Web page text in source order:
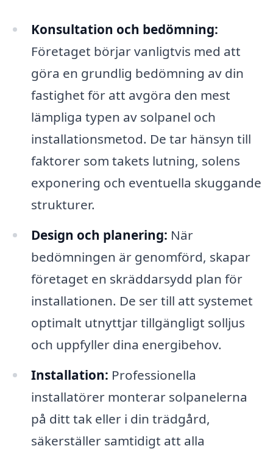
Konsultation och bedömning:
Företaget börjar vanligtvis med att
göra en grundlig bedömning av din
fastighet för att avgöra den mest
lämpliga typen av solpanel och
installationsmetod. De tar hänsyn till
faktorer som takets lutning, solens
exponering och eventuella skuggande
strukturer.
Design och planering: När
bedömningen är genomförd, skapar
företaget en skräddarsydd plan för
installationen. De ser till att systemet
optimalt utnyttjar tillgängligt solljus
och uppfyller dina energibehov.
Installation: Professionella
installatörer monterar solpanelerna
på ditt tak eller i din trädgård,
säkerställer samtidigt att alla